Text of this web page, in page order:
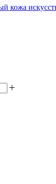
кожа